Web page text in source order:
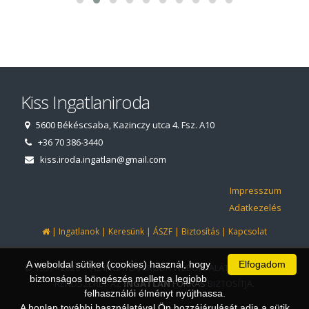
Kiss Ingatlaniroda
5600 Békéscsaba, Kazinczy utca 4. Fsz. A10
+36 70 386-3440
kiss.iroda.ingatlan@gmail.com
Impresszum
Adatkezelés
| Ingatlanok | Keresünk | ÁSZF | Biztosítás | Kapcsolat
© 1997 - 2026 AZ INGATLANIRODA WEBOLDALÁT ÉS ÜGYVITELI
RENDSZERÉT AZINGATLANFORRÁSBIZTOSÍTJA.
Elfogadom
A weboldal sütiket (cookies) használ, hogy
biztonságos böngészés mellett a legjobb
felhasználói élményt nyújthassa.